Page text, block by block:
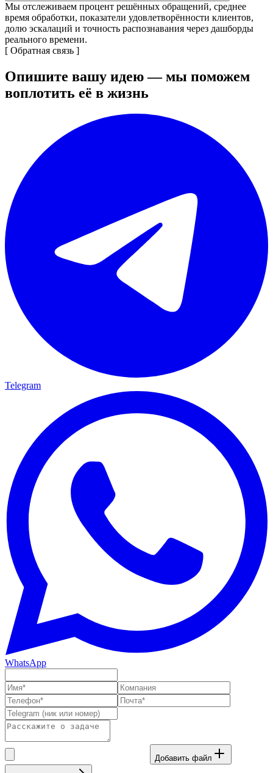
Мы отслеживаем процент решённых обращений, среднее
время обработки, показатели удовлетворённости клиентов,
долю эскалаций и точность распознавания через дашборды
реального времени.
[ Обратная связь ]
Опишите вашу идею — мы поможем
воплотить её в жизнь
Telegram
WhatsApp
Добавить файл